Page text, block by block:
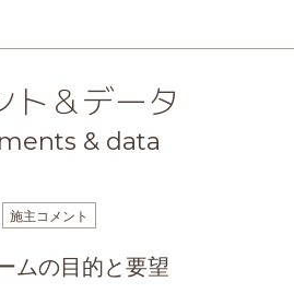
ト＆データ
& data
施主コメント
ムの目的と要望